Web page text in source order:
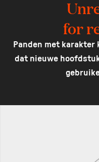
for
Panden met
dat nieuwe